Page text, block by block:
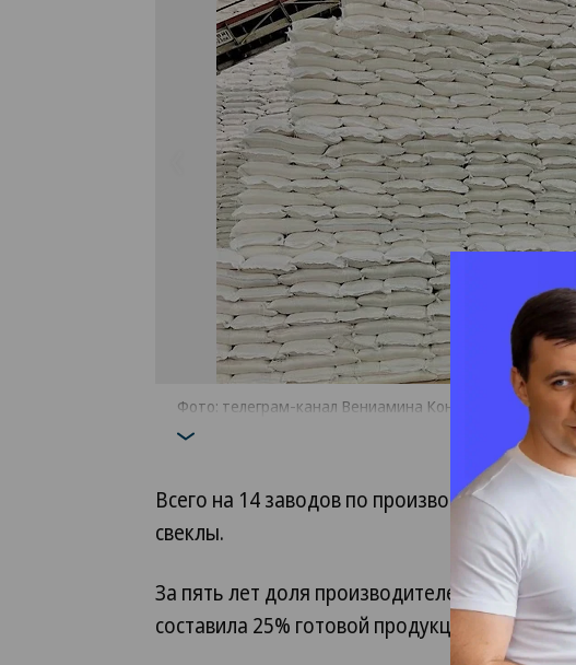
Фото: телеграм-канал Вениамина Кондратьева
Всего на 14 заводов по производству
свеклы.
За пять лет доля производителей
составила 25% готовой продукции.